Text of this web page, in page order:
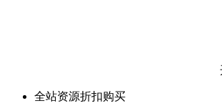
全站资源折扣购买